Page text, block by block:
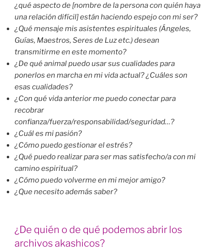
¿qué aspecto de [nombre de la persona con quién haya
una relación difícil] están haciendo espejo con mi ser?
¿Qué mensaje mis asistentes espirituales (Ángeles,
Guías, Maestros, Seres de Luz etc.) desean
transmitirme en este momento?
¿De qué animal puedo usar sus cualidades para
ponerlos en marcha en mi vida actual? ¿Cuáles son
esas cualidades?
¿Con qué vida anterior me puedo conectar para
recobrar
confianza/fuerza/responsabilidad/seguridad…?
¿Cuál es mi pasión?
¿Cómo puedo gestionar el estrés?
¿Qué puedo realizar para ser mas satisfecho/a con mi
camino espiritual?
¿Cómo puedo volverme en mi mejor amigo?
¿Que necesito además saber?
¿De quién o de qué podemos abrir los
archivos akashicos?